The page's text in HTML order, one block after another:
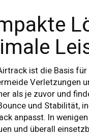
ist die Basis
Verletzungen
als je zuvor und
und Stabilität,
anpasst. In
und überall